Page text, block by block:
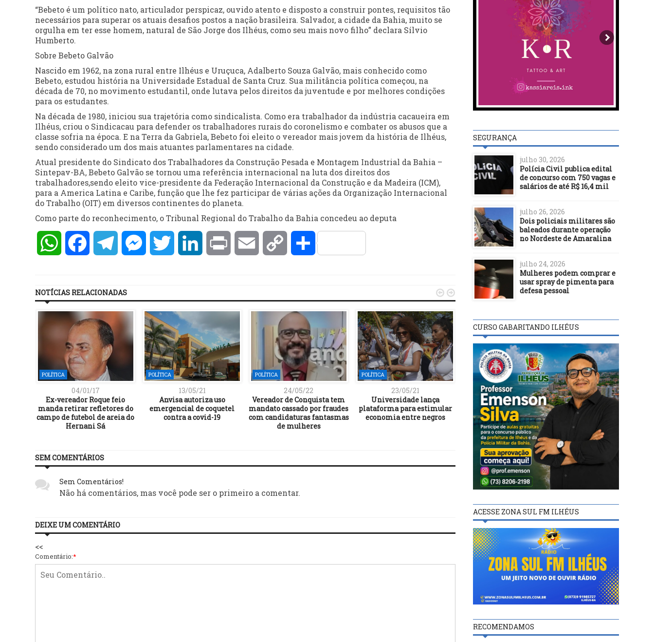
“Bebeto é um político nato, articulador perspicaz, ouvido atento e disposto a construir pontes, requisitos tão
necessários para superar os atuais desafios postos a nação brasileira. Salvador, a cidade da Bahia, muito se
orgulha em ter esse homem, natural de São Jorge dos Ilhéus, como seu mais novo filho” declara Sílvio
Humberto.
Sobre Bebeto Galvão
Nascido em 1962, na zona rural entre Ilhéus e Uruçuca, Adalberto Souza Galvão, mais conhecido como
Bebeto, estudou história na Universidade Estadual de Santa Cruz. Sua militância política começou, na
década de 70, no movimento estudantil, onde lutava pelos direitos da juventude e por melhores condições
para os estudantes.
Na década de 1980, iniciou sua trajetória como sindicalista. Como era trabalhador da indústria cacaueira em
Ilhéus, criou o Sindicacau para defender os trabalhadores rurais do coronelismo e combater os abusos que a
classe sofria na época. E na Terra da Gabriela, Bebeto foi eleito o vereador mais jovem da história de Ilhéus,
sendo considerado um dos mais atuantes parlamentares na cidade.
Atual presidente do Sindicato dos Trabalhadores da Construção Pesada e Montagem Industrial da Bahia –
Sintepav-BA, Bebeto Galvão se tornou uma referência internacional na luta dos direitos dos
trabalhadores,sendo eleito vice-presidente da Federação Internacional da Construção e da Madeira (ICM),
para a America Latina e Caribe, função que lhe fez participar de várias ações da Organização Internacional
do Trabalho (OIT) em diversos continentes do planeta.
Como parte do reconhecimento, o Tribunal Regional do Trabalho da Bahia concedeu ao deputa
WhatsAppFacebookTelegramMessengerTwitter LinkedInPrint Email Copy Compartilhar
NOTÍCIAS RELACIONADAS
POLÍTICA
04/01/17
Ex-vereador Roque feio
manda retirar refletores do
campo de futebol de areia do
Hernani Sá
POLÍTICA
13/05/21
Anvisa autoriza uso
emergencial de coquetel
contra a covid-19
POLÍTICA
24/05/22
Vereador de Conquista tem
mandato cassado por fraudes
com candidaturas fantasmas
de mulheres
POLÍTICA
23/05/21
Universidade lança
plataforma para estimular
economia entre negros
POLÍTICA
18/08/25
STF afasta eficácia
automática de leis
estrangeiras no Brasil
POLÍTICA
11/05/24
Número de mortos no
sobe para 136;
 
SEM COMENTÁRIOS
Sem Comentários!
Não há comentários, mas você pode ser o primeiro a comentar.
DEIXE UM COMENTÁRIO
<<
Comentário:*
SEGURANÇA
julho 30, 2026
Polícia Civil publica edital
de concurso com 750 vagas e
salários de até R$ 16,4 mil
julho 26, 2026
Dois policiais militares são
baleados durante operação
no Nordeste de Amaralina
julho 24, 2026
Mulheres podem comprar e
usar spray de pimenta para
defesa pessoal
CURSO GABARITANDO ILHÉUS
ACESSE ZONA SUL FM ILHÉUS
RECOMENDAMOS